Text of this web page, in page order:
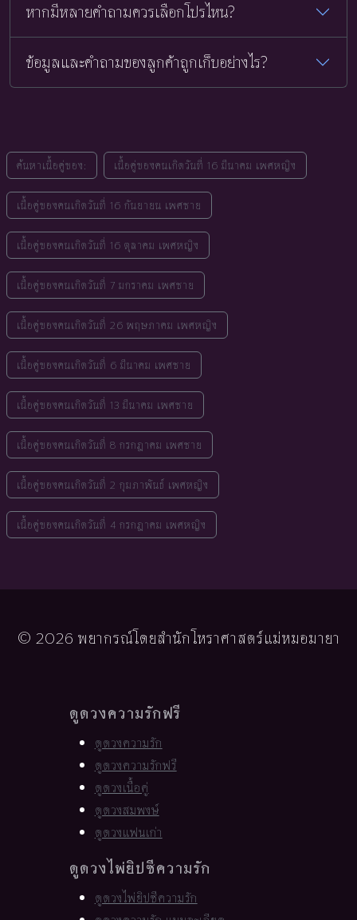
หากมีหลายคำถามควรเลือกโปรไหน?
ข้อมูลและคำถามของลูกค้าถูกเก็บอย่างไร?
ค้นหาเนื้อคู่ของ: เนื้อคู่ของคนเกิดวันที่ 16 มีนาคม เพศหญิง
เนื้อคู่ของคนเกิดวันที่ 16 กันยายน เพศชาย
เนื้อคู่ของคนเกิดวันที่ 16 ตุลาคม เพศหญิง
เนื้อคู่ของคนเกิดวันที่ 7 มกราคม เพศชาย
เนื้อคู่ของคนเกิดวันที่ 26 พฤษภาคม เพศหญิง
เนื้อคู่ของคนเกิดวันที่ 6 มีนาคม เพศชาย
เนื้อคู่ของคนเกิดวันที่ 13 มีนาคม เพศชาย
เนื้อคู่ของคนเกิดวันที่ 8 กรกฎาคม เพศชาย
เนื้อคู่ของคนเกิดวันที่ 2 กุมภาพันธ์ เพศหญิง
เนื้อคู่ของคนเกิดวันที่ 4 กรกฎาคม เพศหญิง
© 2026 พยากรณ์โดยสำนักโหราศาสตร์แม่หมอมายา
ดูดวงความรักฟรี
ดูดวงความรัก
ดูดวงความรักฟรี
ดูดวงเนื้อคู่
ดูดวงสมพงษ์
ดูดวงแฟนเก่า
ดูดวงไพ่ยิปซีความรัก
ดูดวงไพ่ยิปซีความรัก